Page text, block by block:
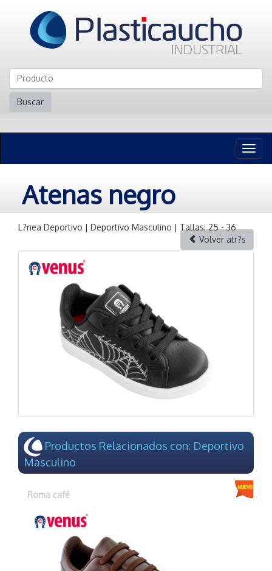
Buscar
n
Atenas negro
L?nea Deportivo | Deportivo Masculino | Tallas: 25 - 36
Volver atr?s
Productos Relacionados con: Deportivo
Masculino
Roma café